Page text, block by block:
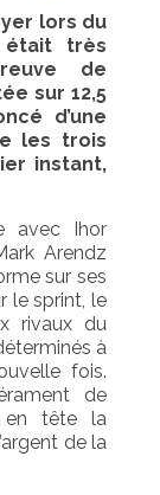
lors du
était très
de
sur 12,5
d’une
les trois
instant,
avec Ihor
Arendz
sur ses
le sprint, le
rivaux du
à
fois.
de
en tête la
de la